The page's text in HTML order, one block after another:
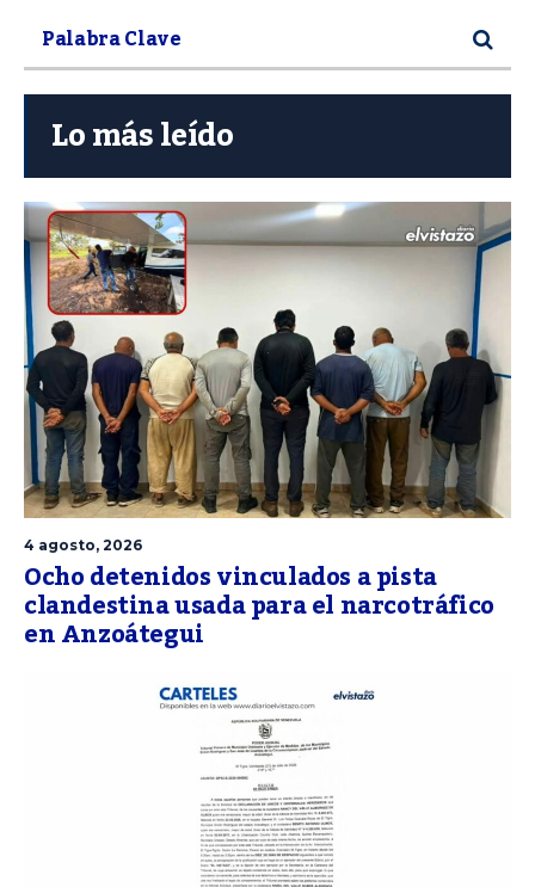
Lo más leído
4 agosto, 2026
Ocho detenidos vinculados a pista
clandestina usada para el narcotráfico
en Anzoátegui